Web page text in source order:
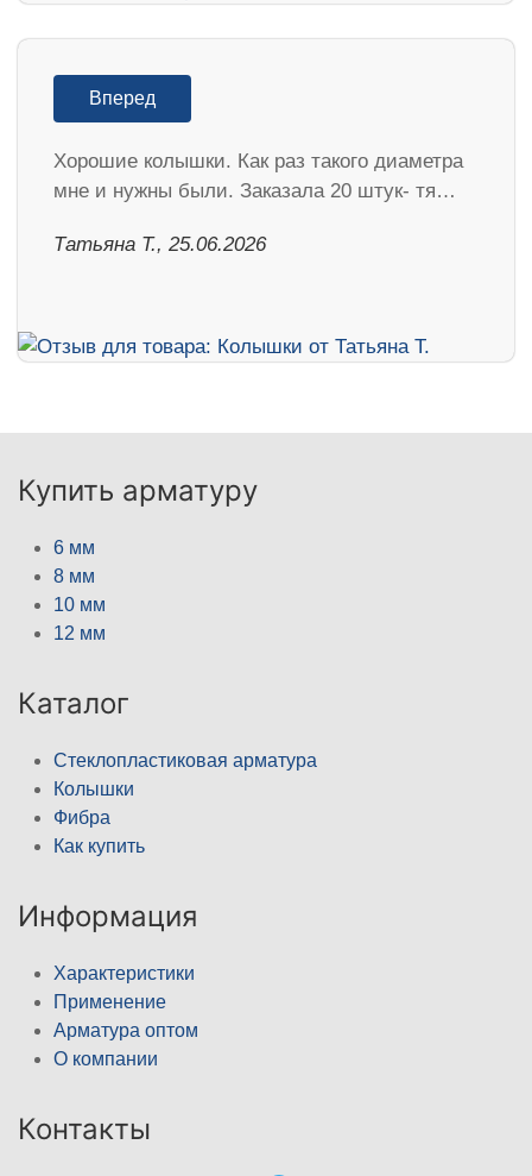
Вперед
Хорошие колышки. Как раз такого диаметра
мне и нужны были. Заказала 20 штук- тя…
Татьяна Т., 25.06.2026
Купить арматуру
6 мм
8 мм
10 мм
12 мм
Каталог
Стеклопластиковая арматура
Колышки
Фибра
Как купить
Информация
Характеристики
Применение
Арматура оптом
О компании
Контакты